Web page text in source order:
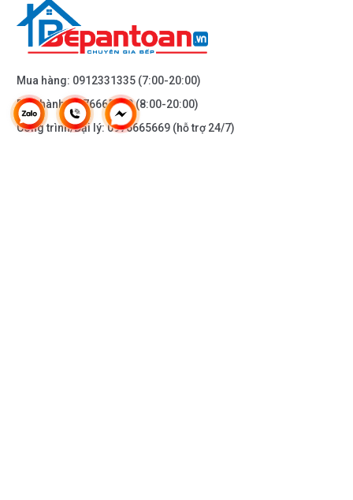
Mua hàng: 0912331335 (7:00-20:00)
Bảo hành:0976665669(8:00-20:00)
Công trình/Đại lý:0976665669 (hỗ trợ 24/7)